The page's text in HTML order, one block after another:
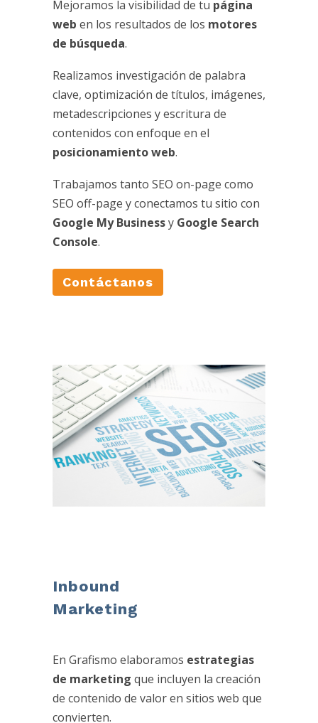
Mejoramos la visibilidad de tu página
web en los resultados de los motores
de búsqueda.
Realizamos investigación de palabra
clave, optimización de títulos, imágenes,
metadescripciones y escritura de
contenidos con enfoque en el
posicionamiento web.
Trabajamos tanto SEO on-page como
SEO off-page y conectamos tu sitio con
Google My Businessy Google Search
Console.
Contáctanos
Inbound
Marketing
En Grafismo elaboramos estrategias
de marketing que incluyen la creación
de contenido de valor en sitios web que
convierten.